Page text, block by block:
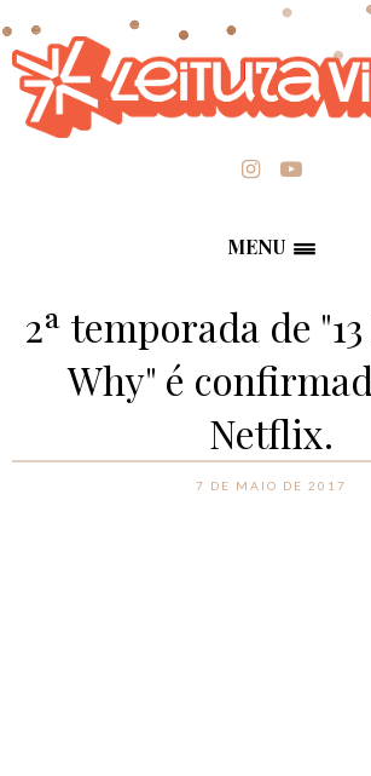
MENU
2ª temporada de
Why" é
Netflix.
7 DE MAIO DE 2017